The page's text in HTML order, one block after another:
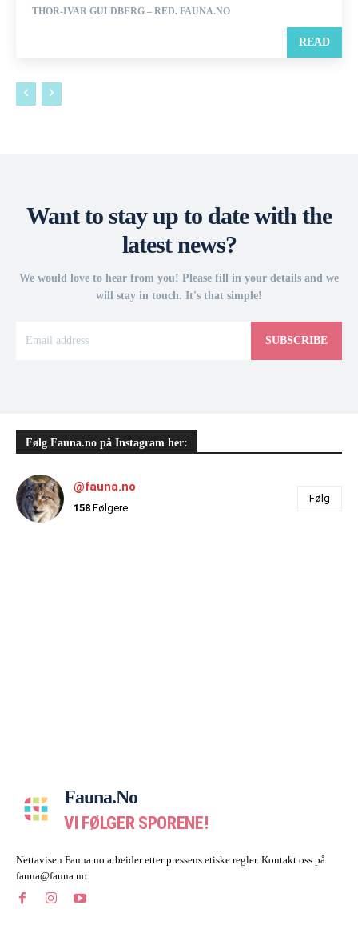
THOR-IVAR GULDBERG – RED. FAUNA.NO
READ
Want to stay up to date with the
latest news?
We would love to hear from you! Please fill in your details and we
will stay in touch. It's that simple!
SUBSCRIBE
Følg Fauna.no på Instagram her:
@fauna.no
158 Følgere
Følg
Fauna.no
VI FØLGER SPORENE!
Nettavisen Fauna.no arbeider etter pressens etiske regler. Kontakt oss på
fauna@fauna.no